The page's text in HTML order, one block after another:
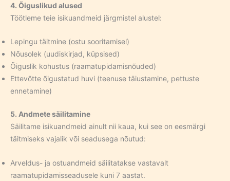
4. Õiguslikud alused
Töötleme teie isikuandmeid järgmistel alustel:
Lepingu täitmine (ostu sooritamisel)
Nõusolek (uudiskirjad, küpsised)
Õiguslik kohustus (raamatupidamisnõuded)
Ettevõtte õigustatud huvi (teenuse täiustamine, pettuste
ennetamine)
5. Andmete säilitamine
Säilitame isikuandmeid ainult nii kaua, kui see on eesmärgi
täitmiseks vajalik või seadusega nõutud:
Arveldus- ja ostuandmeid säilitatakse vastavalt
raamatupidamisseadusele kuni 7 aastat.